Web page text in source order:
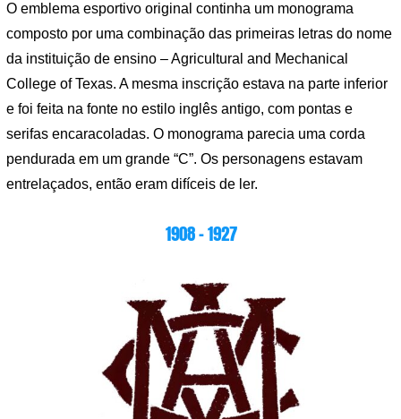
O emblema esportivo original continha um monograma
composto por uma combinação das primeiras letras do nome
da instituição de ensino – Agricultural and Mechanical
College of Texas. A mesma inscrição estava na parte inferior
e foi feita na fonte no estilo inglês antigo, com pontas e
serifas encaracoladas. O monograma parecia uma corda
pendurada em um grande “C”. Os personagens estavam
entrelaçados, então eram difíceis de ler.
1908 – 1927